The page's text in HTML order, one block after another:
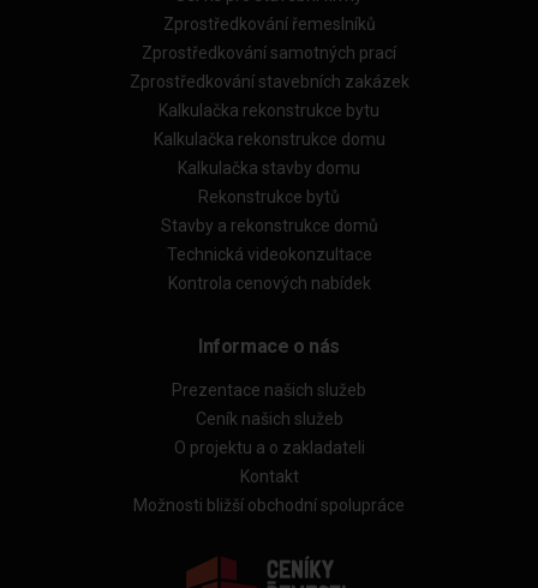
Zprostředkování řemeslníků
Zprostředkování samotných prací
Zprostředkování stavebních zakázek
Kalkulačka rekonstrukce bytu
Kalkulačka rekonstrukce domu
Kalkulačka stavby domu
Rekonstrukce bytů
Stavby a rekonstrukce domů
Technická videokonzultace
Kontrola cenových nabídek
Informace o nás
Prezentace našich služeb
Ceník našich služeb
O projektu a o zakladateli
Kontakt
Možnosti bližší obchodní spolupráce